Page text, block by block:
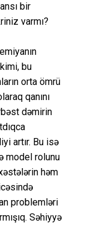
bir
varmı?
bu
orta ömrü
qanını
dəmirin
artır. Bu isə
model rolunu
həm
problemləri
Səhiyyə